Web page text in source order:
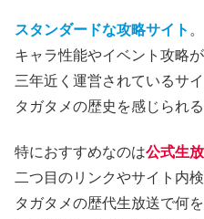
スタンダードな攻略サイト 。
キャラ性能やイベント攻略
三年近く運営されているサ
タガタメの歴史を感じられる
特におすすめなのは公式生
二つ目のリンクやサイト内
タガタメの歴代生放送で何